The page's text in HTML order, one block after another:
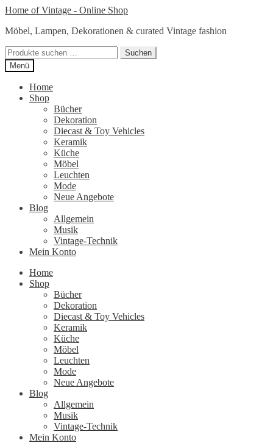
Zur
springen
Zum
springen
Home of Vintage - Online Shop
Möbel, Lampen, Dekorationen & curated Vintage fashion
Suchen
nach:
Suchen
Menü
Home
Shop
Bücher
Dekoration
Diecast & Toy Vehicles
Keramik
Küche
Möbel
Leuchten
Mode
Neue Angebote
Blog
Allgemein
Musik
Vintage-Technik
Mein Konto
Home
Shop
Bücher
Dekoration
Diecast & Toy Vehicles
Keramik
Küche
Möbel
Leuchten
Mode
Neue Angebote
Blog
Allgemein
Musik
Vintage-Technik
Mein Konto